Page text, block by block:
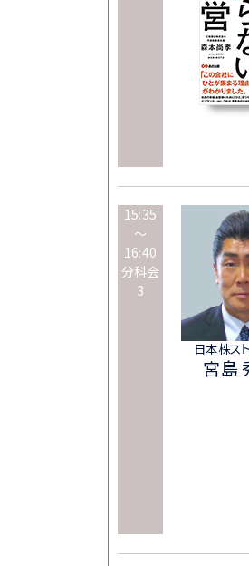
15:35
～
16:40
分科会
3
日本株ス
宮島